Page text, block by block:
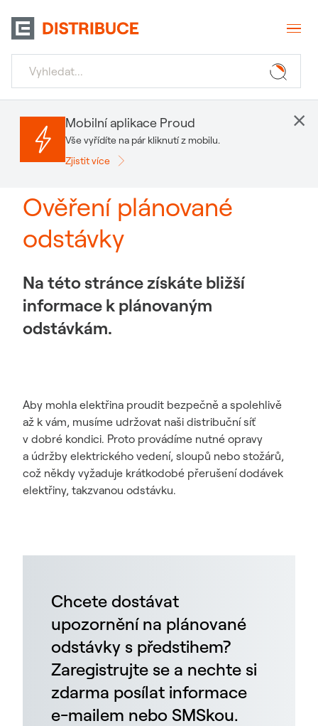
Ověření plánované
odstávky
Na této stránce získáte bližší
informace k plánovaným
odstávkám.
Aby mohla elektřina proudit bezpečně a spolehlivě
až k vám, musíme udržovat naši distribuční síť
v dobré kondici. Proto provádíme nutné opravy
a údržby elektrického vedení, sloupů nebo stožárů,
což někdy vyžaduje krátkodobé přerušení dodávek
elektřiny, takzvanou odstávku.
Mobilní aplikace Proud
Vše vyřídíte na pár kliknutí z mobilu.
Zjistit více
×
Chcete dostávat
upozornění na plánované
odstávky s předstihem?
Zaregistrujte se a nechte si
zdarma posílat informace
e-mailem nebo SMSkou.